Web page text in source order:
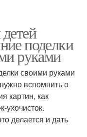
поделки
руками
своими руками
вспомнить о
картин, как
ухочисток.
делается и дать